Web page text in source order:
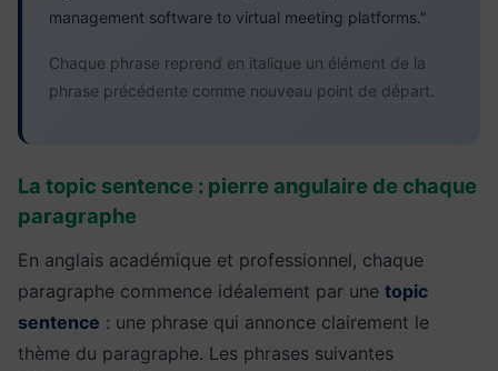
management software to virtual meeting platforms."
Chaque phrase reprend en italique un élément de la
phrase précédente comme nouveau point de départ.
La topic sentence : pierre angulaire de chaque
paragraphe
En anglais académique et professionnel, chaque
paragraphe commence idéalement par une topic
sentence : une phrase qui annonce clairement le
thème du paragraphe. Les phrases suivantes